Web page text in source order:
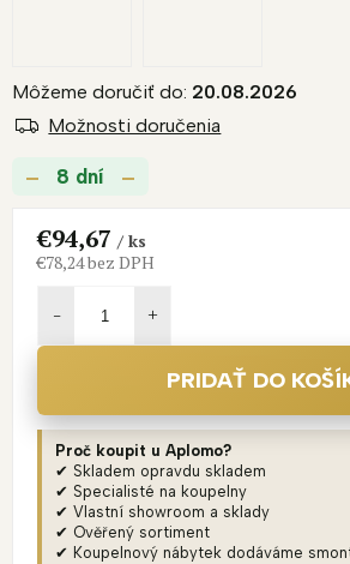
8 dní
Môžeme doručiť do: 20.08.2026
Možnosti doručenia
€94,67/ ks
€78,24 bez DPH
PRIDAŤ DO
Proč koupit u Aplomo?
✔ Skladem opravdu skladem
✔ Specialisté na koupelny
✔ Vlastní showroom a sklady
✔ Ověřený sortiment
✔ Koupelnový nábytek dodáváme